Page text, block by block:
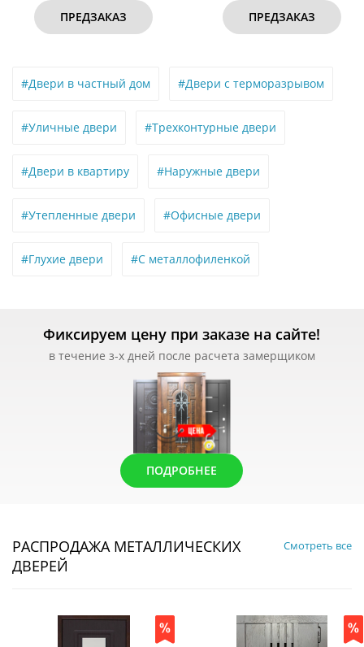
ПРЕДЗАКАЗ ПРЕДЗАКАЗ
#Двери в частный дом #Двери с терморазрывом
#Уличные двери #Трехконтурные двери
#Двери в квартиру #Наружные двери
#Утепленные двери #Офисные двери
#Глухие двери #С металлофиленкой
Фиксируем цену при заказе на сайте!
в течение з-х дней после расчета замерщиком
ПОДРОБНЕЕ
РАСПРОДАЖА МЕТАЛЛИЧЕСКИХ
ДВЕРЕЙ
Смотреть все